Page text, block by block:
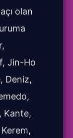
olan
Jin-Ho
Deniz,
Kante,